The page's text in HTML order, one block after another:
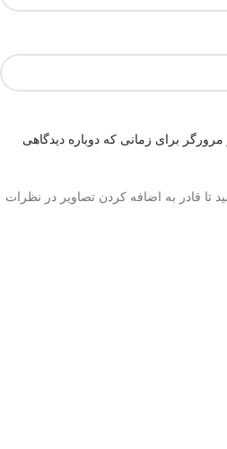
برای زمانی که دوباره دیدگاهی
تا قادر به اضافه کردن تصاویر در نظرات